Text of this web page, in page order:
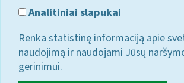
Analitiniai slapukai
Renka statistinę informaciją apie
naudojimą ir naudojami Jūsų
gerinimui.